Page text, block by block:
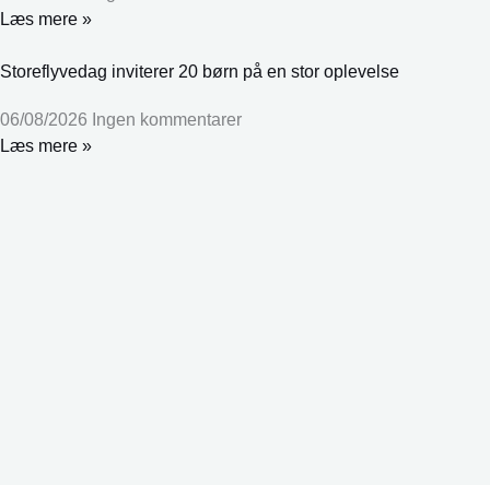
Læs mere »
Storeflyvedag inviterer 20 børn på en stor oplevelse
06/08/2026 Ingen kommentarer
Læs mere »